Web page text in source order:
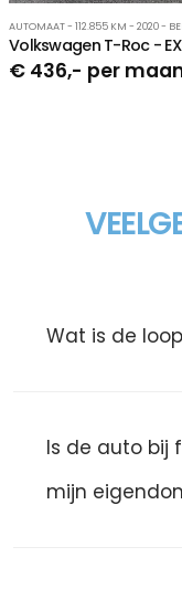
AUTOMAAT - 112.855 KM - 2020 -
Volkswagen T-Roc -
€ 436,- per
Wat is de
Is de auto bij
mijn